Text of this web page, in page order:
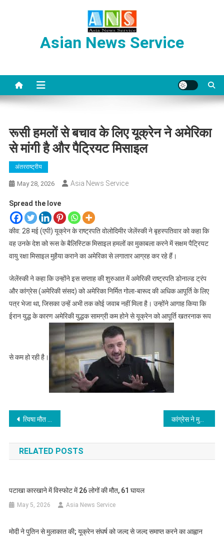
Asian News Service
रूसी हमलों से बचाव के लिए यूक्रेन ने अमेरिका
से मांगी है और पैट्रियट मिसाइल
अंतरराष्ट्रीय
May 28, 2026 Asia News Service
Spread the love
कीव: 28 मई (एपी) यूक्रेन के राष्ट्रपति वोलोदिमीर जेलेंस्की ने बृहस्पतिवार को कहा कि
वह उनके देश को रूस के बैलिस्टिक मिसाइल हमलों का मुकाबला करने में सक्षम पैट्रियट
वायु रक्षा मिसाइल मुहैया कराने का अमेरिका से लगातार आग्रह कर रहे हैं।
जेलेंस्की ने कहा कि उन्होंने इस सप्ताह की शुरुआत में अमेरिकी राष्ट्रपति डोनाल्ड ट्रंप
और कांग्रेस (अमेरिकी संसद) को अमेरिका निर्मित गोला-बारूद की अधिक आपूर्ति के लिए
पत्र भेजा था, जिसका उन्हें अभी तक कोई जवाब नहीं मिला है। उन्होंने आगाह किया कि
ईरान युद्ध के कारण अमेरिकी युद्धक सामग्री कम होने से यूक्रेन को आपूर्ति खतरनाक रूप
से कम हो रही है।
Post
navigation
त्विषा मौत मामला: सीबीआई ने सास एवं पूर्व न्यायाधीश गिरिबाला सिंह को गिरफ्तार किया कांग्रेस ने मुख्यमंत्री पद से इस्तीफा देने संबंधी सिद्धरमैया के ‘निस्वार्थ निर्णय’ की सराहना की
RELATED POSTS
पटाखा कारखाने में विस्फोट में 26 लोगों की मौत, 61 घायल
May 5, 2026 Asia News Service
मोदी ने पुतिन से मुलाकात की; यूक्रेन संघर्ष को जल्द से जल्द समाप्त करने का आह्वान